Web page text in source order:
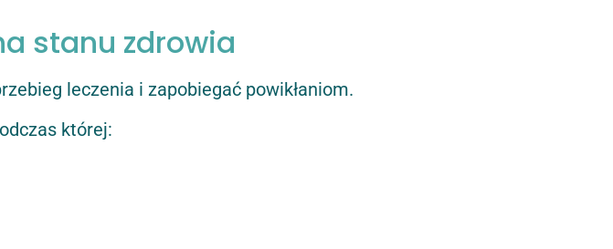
stanu zdrowia
leczenia i zapobiegać powikłaniom.
której: